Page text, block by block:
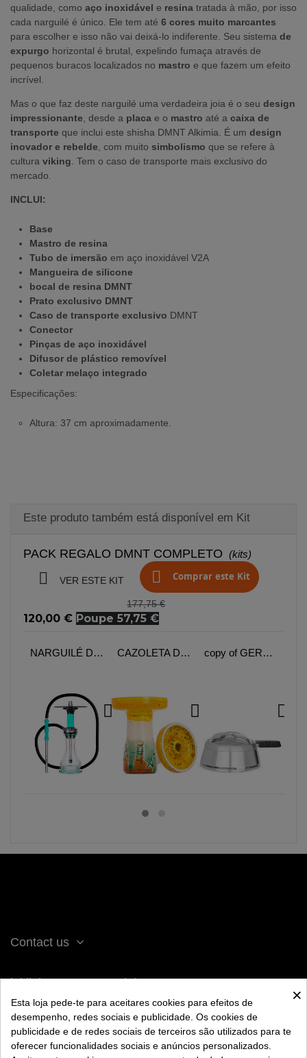
qualidade, como aço inoxidável e resina tratada à mão, por isso
cada narguilé é único. Ele tem até 6 cores muito marcantes
para escolher e isso não vai deixá-lo indiferente. Seu sistema de
expurgo horizontal é brutal, expelindo fumaça através de
pequenos buracos localizados no mastro e que fazem um efeito
incrível.
Mas o que faz deste narguilé uma verdadeira joia é o seu design
impressionante , desde a placa e o mastro até a caixa de
transporte que inclui este shisha DMNT Alkimia. É um design
inovador e rebelde , com muito simbolismo que se refere à
cultura viking . Tem o caso de transporte mais exclusivo do
mercado.
INCLUI:
Base
Mastro de resina
Tubo de imersão em aço inoxidável V2A
Mangueira de silicone
bocal de resina DMNT
Prato exclusivo DMNT
Caso de transporte exclusivo DMNT
Conector
Pinças de aço inoxidável
Difusor de plástico removível
Coletar melaço integrado
Especificações:
Altura: 37 cm aproximadamente.
Este produto também está disponível em Kit
PACK REGALO DMNT COMPLETO (kits)
 VER ESTE KIT  Comprar este Kit
177,75 €
120,00 € Poupe 57,75 €
CAZOLETA DMNT OVOL PHUNNEL
Contact us
iqitlinksmanager module
ACERCA DE BENGALA
×
Esta loja pede-te para aceitares cookies para efeitos de
desempenho, redes sociais e publicidade. Os cookies de
publicidade e de redes sociais de terceiros são utilizados para te
oferecer funcionalidades sociais e anúncios personalizados.